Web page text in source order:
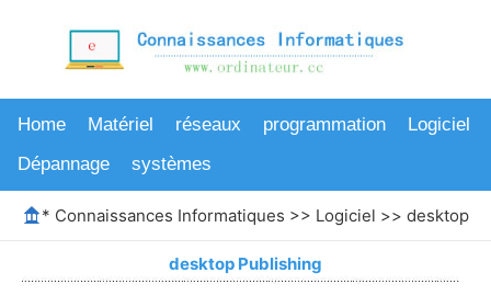
Home Matériel réseaux programmation
Logiciel
Dépannage
systèmes
* Connaissances Informatiques >> Logiciel >> desktop
desktop Publishing